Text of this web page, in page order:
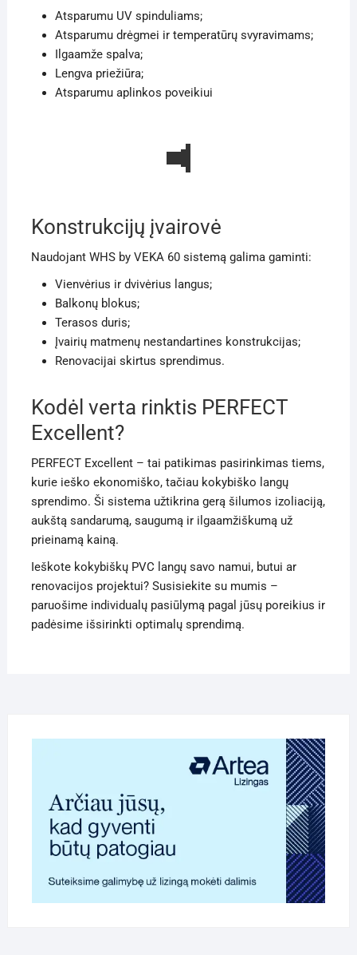
Atsparumu UV spinduliams;
Atsparumu drėgmei ir temperatūrų svyravimams;
Ilgaamže spalva;
Lengva priežiūra;
Atsparumu aplinkos poveikiui
Konstrukcijų įvairovė
Naudojant WHS by VEKA 60 sistemą galima gaminti:
Vienvėrius ir dvivėrius langus;
Balkonų blokus;
Terasos duris;
Įvairių matmenų nestandartines konstrukcijas;
Renovacijai skirtus sprendimus.
Kodėl verta rinktis PERFECT
Excellent?
PERFECT Excellent – tai patikimas pasirinkimas tiems,
kurie ieško ekonomiško, tačiau kokybiško langų
sprendimo. Ši sistema užtikrina gerą šilumos izoliaciją,
aukštą sandarumą, saugumą ir ilgaamžiškumą už
prieinamą kainą.
Ieškote kokybiškų PVC langų savo namui, butui ar
renovacijos projektui? Susisiekite su mumis –
paruošime individualų pasiūlymą pagal jūsų poreikius ir
padėsime išsirinkti optimalų sprendimą.